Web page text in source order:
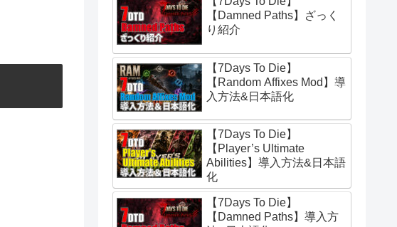
【Damned Paths】ざっく
り紹介
【7Days To Die】
【Random Affixes Mod】導
入方法&日本語化
【7Days To Die】
【Player’s Ultimate
Abilities】導入方法&日本語
化
【7Days To Die】
【Damned Paths】導入方